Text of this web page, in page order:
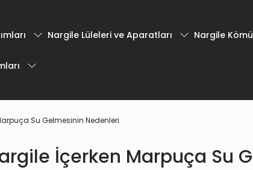
Nargile Lüleleri ve Aparatları Nargile
Su Gelmesinin Nedenleri
İçerken Marpuça Su